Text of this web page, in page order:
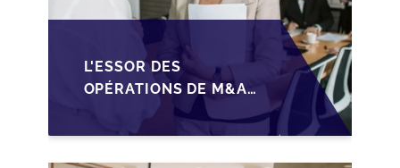
L'ESSOR DES
OPÉRATIONS DE M&A
MID-MARKET AU
MAROC EN 2026 :